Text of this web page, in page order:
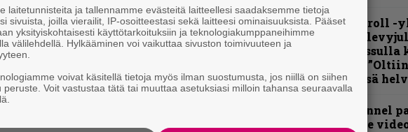
vaikea rakentaa selkeitä koukkuja ja
of the Obsolescence niitä liiaksi
jalostavana suurena mustana massana
kelvollisesti. Tässä ei nimittäin
Brutaalia kamaa.
Thrash ’n’ roll -
ryydittää
keikkareissulla
videolla –
kusihädässä
Blind Channel
tuplasingle
laitetunnisteita ja tallennamme evästeitä laitteellesi saadaksemme tietoja
sivuista, joilla vierailit, IP-osoitteestasi sekä laitteesi ominaisuuksista. Pääset
yksityiskohtaisesti käyttötarkoituksiin ja teknologiakumppaneihimme
välilehdellä. Hylkääminen voi vaikuttaa sivuston toimivuuteen ja
voivat käsitellä tietoja myös ilman suostumusta, jos niillä on siihen
peruste. Voit vastustaa tätä tai muuttaa asetuksiasi milloin tahansa seuraavalla